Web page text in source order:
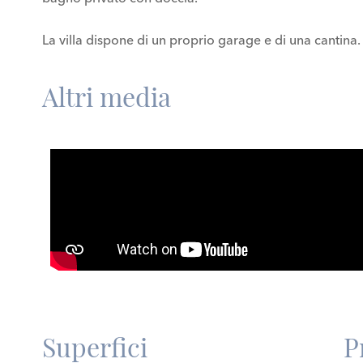
La villa dispone di un proprio garage e di una cantina.
Altri media
Superfici